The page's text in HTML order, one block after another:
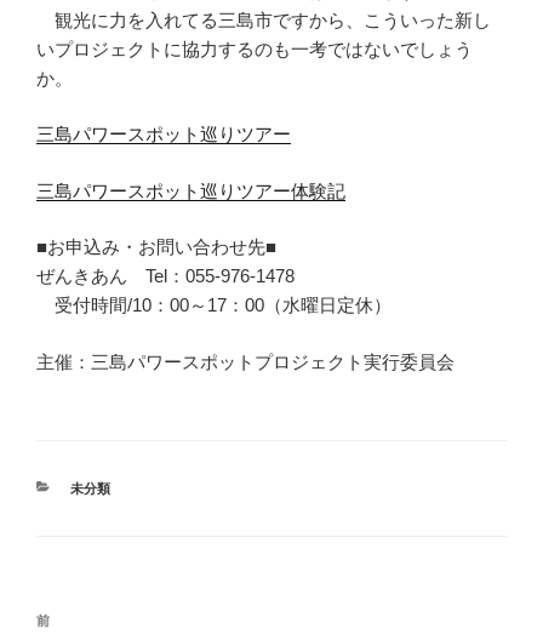
観光に力を入れてる三島市ですから、こういった新し
いプロジェクトに協力するのも一考ではないでしょう
か。
三島パワースポット巡りツアー
三島パワースポット巡りツアー体験記
■お申込み・お問い合わせ先■
ぜんきあん Tel：055-976-1478
受付時間/10：00～17：00（水曜日定休）
主催：三島パワースポットプロジェクト実行委員会
カ
未分類
投
前
前